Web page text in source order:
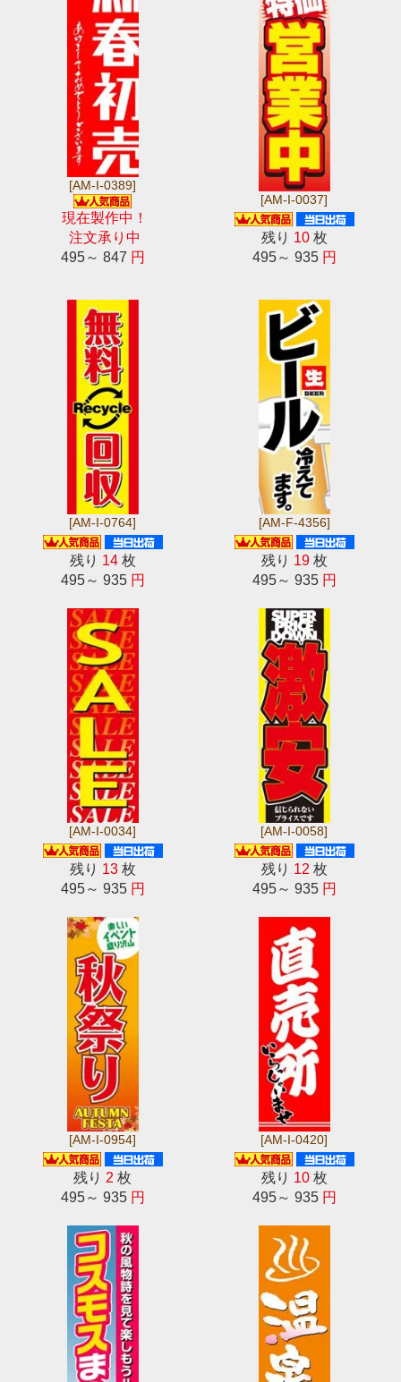
[AM-I-0389]
現在製作中！
注文承り中
495～ 847 円
[AM-I-0037]
残り 10枚
495～ 935 円
[AM-I-0764]
残り 14枚
495～ 935 円
[AM-F-4356]
残り 19枚
495～ 935 円
[AM-I-0034]
残り 13枚
495～ 935 円
[AM-I-0058]
残り 12 枚
495～ 935 円
[AM-I-0954]
残り 2 枚
495～ 935 円
[AM-I-0420]
残り 10枚
495～ 935 円